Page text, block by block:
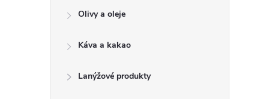
Olivy a oleje
Káva a kakao
Lanýžové produkty